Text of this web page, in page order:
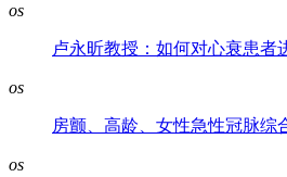
os
卢永昕教授：如何对心衰患者
os
房颤、高龄、女性急性冠脉综
os